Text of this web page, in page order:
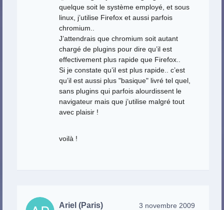
quelque soit le système employé, et sous
linux, j’utilise Firefox et aussi parfois
chromium..
J’attendrais que chromium soit autant
chargé de plugins pour dire qu’il est
effectivement plus rapide que Firefox..
Si je constate qu’il est plus rapide.. c’est
qu’il est aussi plus "basique" livré tel quel,
sans plugins qui parfois alourdissent le
navigateur mais que j’utilise malgré tout
avec plaisir !
voilà !
Ariel (Paris) 3 novembre 2009